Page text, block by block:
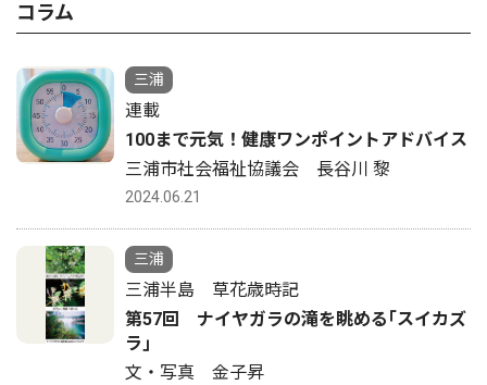
コラム
三浦
連載
100まで元気！健康ワンポイントアドバイス
三浦市社会福祉協議会 長谷川 黎
2024.06.21
三浦
三浦半島 草花歳時記
第57回 ナイヤガラの滝を眺める｢スイカズ
ラ｣
文・写真 金子昇